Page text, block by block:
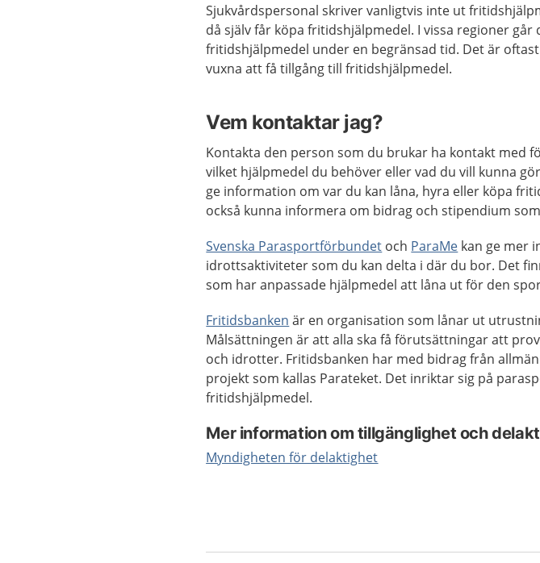
Sjukvårdspersonal skriver vanligtvis inte ut
då själv får köpa fritidshjälpmedel. I vissa regioner går
fritidshjälpmedel under en begränsad tid. Det är
vuxna att få tillgång till fritidshjälpmedel.
Vem kontaktar jag?
Kontakta den person som du brukar ha kontakt med
vilket hjälpmedel du behöver eller vad du vill kunna
ge information om var du kan låna, hyra eller köpa
också kunna informera om bidrag och stipendium
Svenska Parasportförbundet och ParaMe kan ge mer
idrottsaktiviteter som du kan delta i där du bor. Det
som har anpassade hjälpmedel att låna ut för den
Fritidsbanken är en organisation som lånar ut
Målsättningen är att alla ska få förutsättningar att
och idrotter. Fritidsbanken har med bidrag från
projekt som kallas Parateket. Det inriktar sig på
fritidshjälpmedel.
Mer information om tillgänglighet och
Myndigheten för delaktighet